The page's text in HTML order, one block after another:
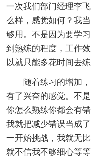
一次我们部门经理李
么样，感觉如何？我
够用。不是因为要学
到熟练的程度，工作
以就只能多花时间去练
随着练习的增加，
有了兴奋的感觉。不
你怎么熟练你都会有
我就把减少错误当成
一开始挑战，我就无
就不信我不够细心等